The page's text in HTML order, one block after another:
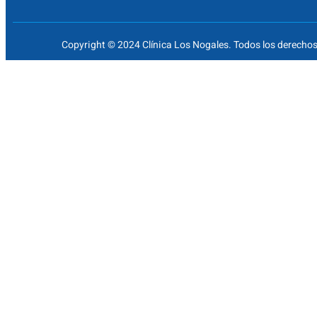
Copyright © 2024 Clínica Los Nogales. Todos los